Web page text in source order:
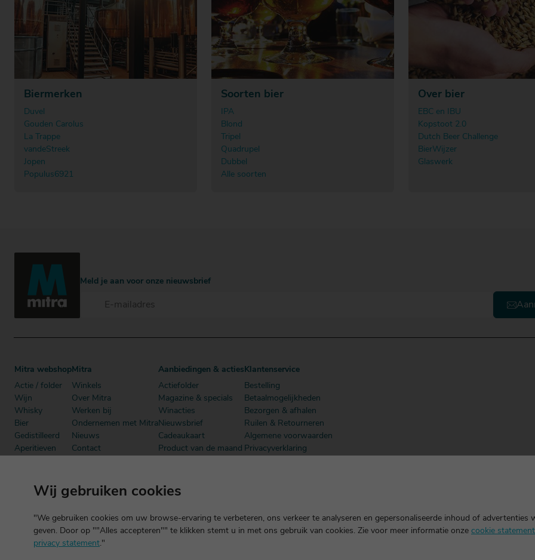
Biermerken
Duvel
Gouden Carolus
La Trappe
vandeStreek
Jopen
Populus6921
Soorten bier
IPA
Blond
Tripel
Quadrupel
Dubbel
Alle soorten
Over bier
EBC en IBU
Kopstoot 2.0
Dutch Beer Challenge
BierWijzer
Glaswerk
Meld je aan voor onze nieuwsbrief
Mitra webshop
Actie / folder
Wijn
Whisky
Bier
Gedistilleerd
Aperitieven
Boeken
Mitra
Winkels
Over Mitra
Werken bij
Ondernemen met Mitra
Nieuws
Contact
Aanbiedingen & acties
Actiefolder
Magazine & specials
Winacties
Nieuwsbrief
Cadeaukaart
Product van de maand
Klantenservice
Bestelling
Betaalmogelijkheden
Bezorgen & afhalen
Ruilen & Retourneren
Algemene voorwaarden
Privacyverklaring
Wij gebruiken cookies
"We gebruiken cookies om uw browse-ervaring te verbeteren, ons verkeer te analyseren en gepersonaliseerde inhoud of advertenties
geven. Door op ""Alles accepteren"" te klikken stemt u in met ons gebruik van cookies. Zie voor meer informatie onze cookie statement
privacy statement."